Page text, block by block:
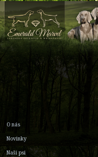
O nás
Novinky
Naši psi